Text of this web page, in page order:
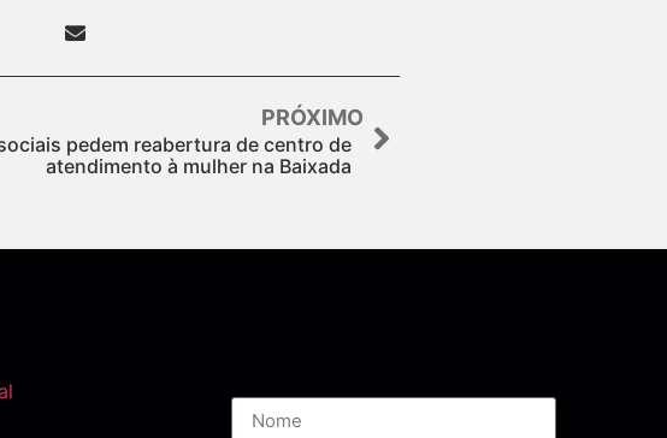
PRÓXIMO
pedem reabertura de centro de
atendimento à mulher na Baixada